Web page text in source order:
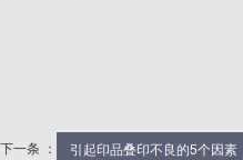
下一条 ： 引起印品叠印不良的5个因素